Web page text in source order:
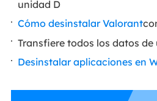
unidad D
Cómo desinstalar Valorant
Transfiere todos los datos
Desinstalar aplicaciones en